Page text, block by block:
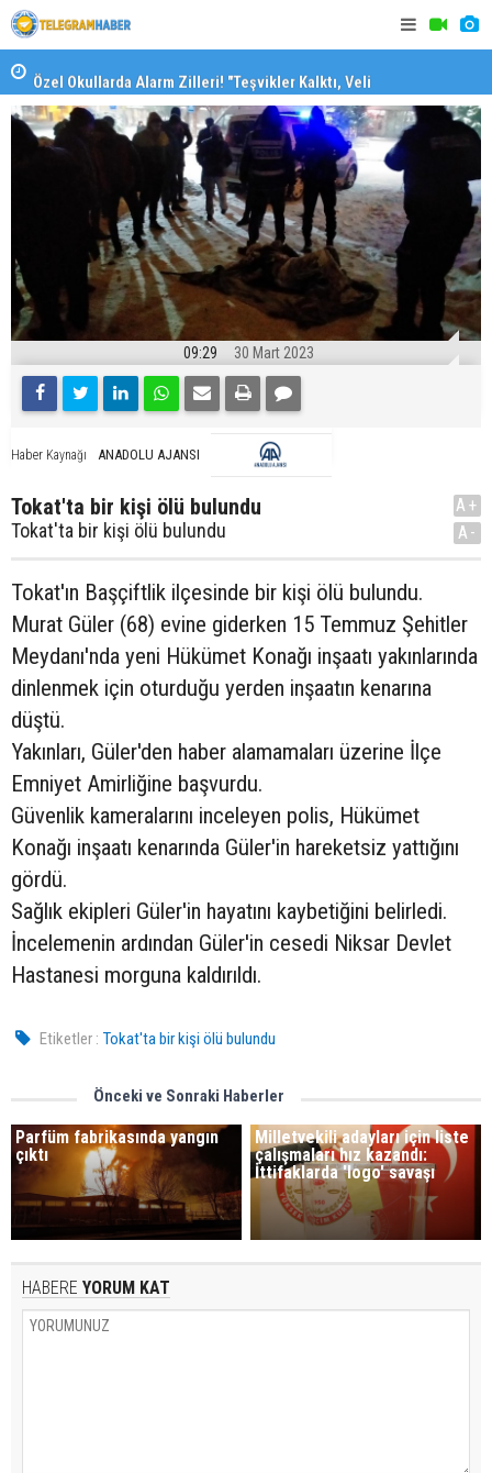
Özel Okullarda Alarm Zilleri! "Teşvikler Kalktı, Veli
Devlet Okuluna Yöneldi"
09:29 30 Mart 2023
Haber Kaynağı ANADOLU AJANSI
Tokat'ta bir kişi ölü bulundu
Tokat'ta bir kişi ölü bulundu
A+
A-
Tokat'ın Başçiftlik ilçesinde bir kişi ölü bulundu.
Murat Güler (68) evine giderken 15 Temmuz Şehitler
Meydanı'nda yeni Hükümet Konağı inşaatı yakınlarında
dinlenmek için oturduğu yerden inşaatın kenarına
düştü.
Yakınları, Güler'den haber alamamaları üzerine İlçe
Emniyet Amirliğine başvurdu.
Güvenlik kameralarını inceleyen polis, Hükümet
Konağı inşaatı kenarında Güler'in hareketsiz yattığını
gördü.
Sağlık ekipleri Güler'in hayatını kaybetiğini belirledi.
İncelemenin ardından Güler'in cesedi Niksar Devlet
Hastanesi morguna kaldırıldı.
Etiketler : Tokat'ta bir kişi ölü bulundu
Önceki ve Sonraki Haberler
Parfüm fabrikasında yangın
çıktı
Milletvekili adayları için liste
çalışmaları hız kazandı:
İttifaklarda 'logo' savaşı
HABERE YORUM KAT